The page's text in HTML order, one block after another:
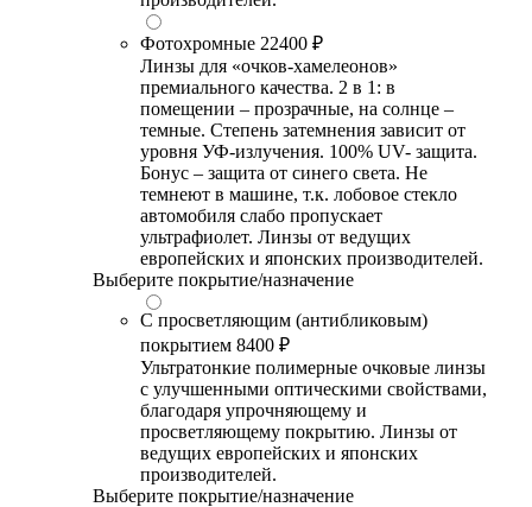
Фотохромные 22400 ₽
Линзы для «очков-хамелеонов»
премиального качества. 2 в 1: в
помещении – прозрачные, на солнце –
темные. Степень затемнения зависит от
уровня УФ-излучения. 100% UV- защита.
Бонус – защита от синего света. Не
темнеют в машине, т.к. лобовое стекло
автомобиля слабо пропускает
ультрафиолет. Линзы от ведущих
европейских и японских производителей.
Выберите покрытие/назначение
С просветляющим (антибликовым)
покрытием 8400 ₽
Ультратонкие полимерные очковые линзы
с улучшенными оптическими свойствами,
благодаря упрочняющему и
просветляющему покрытию. Линзы от
ведущих европейских и японских
производителей.
Выберите покрытие/назначение